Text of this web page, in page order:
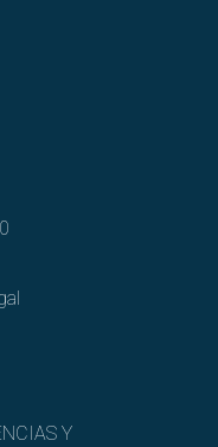
Y